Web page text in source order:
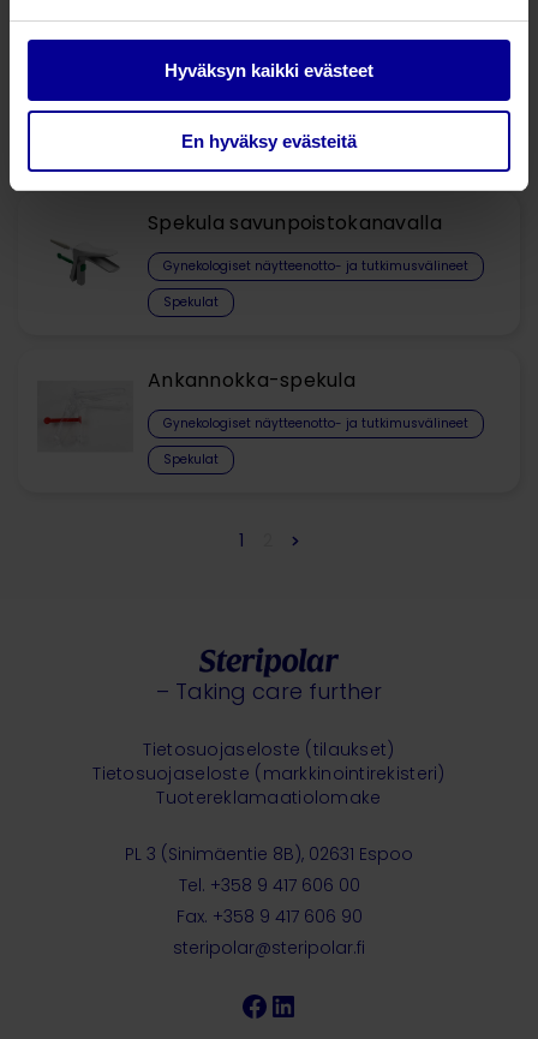
Hyväksyn kaikki evästeet
En hyväksy evästeitä
Nella™ VuSleeve®
Spekula savunpoistokanavalla
Gynekologiset näytteenotto- ja tutkimusvälineet
Spekulat
Ankannokka-spekula
Gynekologiset näytteenotto- ja tutkimusvälineet
Spekulat
1
– Taking care further
PL 3 (Sinimäentie 8B), 02631 Espoo
Tel. +358 9 417 606 00
Fax. +358 9 417 606 90
steripolar@steripolar.fi
Facebook
LinkedIn
Tietosuojaseloste (tilaukset)
Tietosuojaseloste (markkinointirekisteri)
Tuotereklamaatiolomake